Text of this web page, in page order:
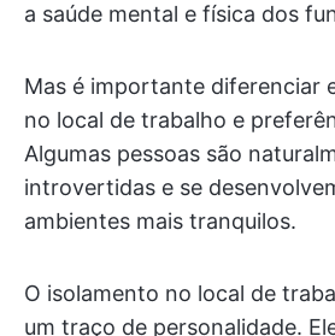
a saúde mental e física dos
Mas é importante diferenciar
no local de trabalho e
Algumas pessoas são
introvertidas e se
ambientes mais tranquilos.
O isolamento no local de
um traço de personalidade.